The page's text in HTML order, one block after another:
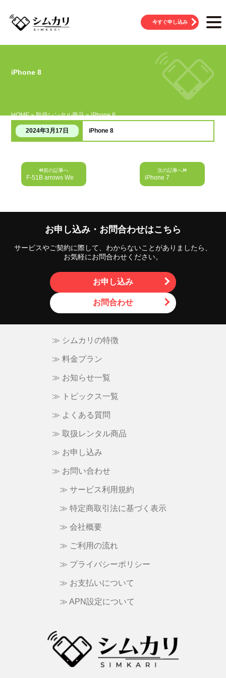
今すぐ申し込み
iPhone 8
HOME » 取扱レンタル商品 »iPhone 8
2024年3月17日 iPhone 8
投
前の記事へ
F-51B arrows We
次の記事へ
iPhone 7
お申し込み・お問合わせはこちら
サービスやご契約に際して、わからないことがありましたら、
お気軽にお問合わせください。
お申し込み
お問合わせ
≫ シムカリの特徴
≫ 料金プラン
≫ お知らせ一覧
≫ トピックス一覧
≫ よくある質問
≫ 取扱レンタル商品
≫ お申し込み
≫ お問い合わせ
≫ サービス利用規約
≫ 特定商取引法に基づく表示
≫ 会社概要
≫ ご利用の流れ
≫ プライバシーポリシー
≫ お支払いについて
≫ APN設定について